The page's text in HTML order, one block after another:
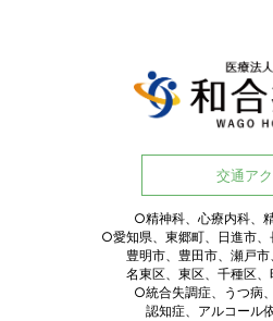
交通ア
○精神科、心療内科、
○愛知県、東郷町、日進市
豊明市、豊田市、瀬戸
名東区、東区、千種区
○統合失調症、うつ病
認知症、アルコール